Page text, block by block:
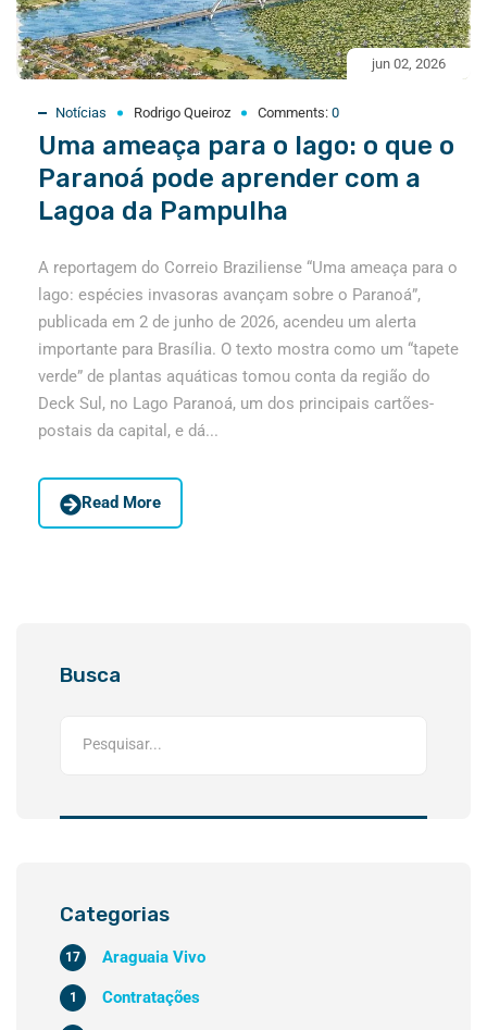
jun 02, 2026
Notícias Rodrigo Queiroz Comments: 0
Uma ameaça para o lago: o que o
Paranoá pode aprender com a
Lagoa da Pampulha
A reportagem do Correio Braziliense “Uma ameaça para o
lago: espécies invasoras avançam sobre o Paranoá”,
publicada em 2 de junho de 2026, acendeu um alerta
importante para Brasília. O texto mostra como um “tapete
verde” de plantas aquáticas tomou conta da região do
Deck Sul, no Lago Paranoá, um dos principais cartões-
postais da capital, e dá...
Read More
Busca
Categorias
Araguaia Vivo
17
Contratações
1